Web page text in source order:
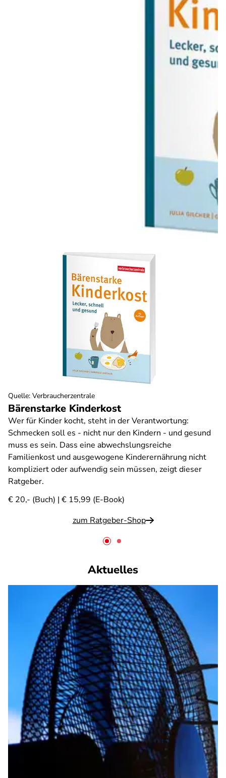
Bärenstarke Kinderkost
Wer für Kinder kocht, steht in der Verantwortung:
Schmecken soll es - nicht nur den Kindern - und gesund
muss es sein. Dass eine abwechslungsreiche
Familienkost und ausgewogene Kinderernährung nicht
kompliziert oder aufwendig sein müssen, zeigt dieser
Ratgeber.
€ 20,- (Buch) | € 15,99 (E-Book)
zum Ratgeber-Shop
Quelle: Verbraucherzentrale
Aktuelles